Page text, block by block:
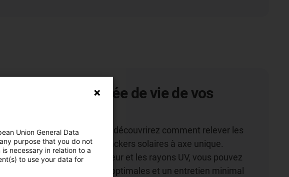
Maximisez la durée de vie de vos
Dans notre livre blanc, vous découvrirez comment relever les
défis liés à l'utilisation de trackers solaires à axe unique.
Malgré la poussière, la chaleur et les rayons UV, vous pouvez
garantir des performances optimales et un entretien minimal
Union General Data
purpose that you do not
necessary in relation to a
to use your data for